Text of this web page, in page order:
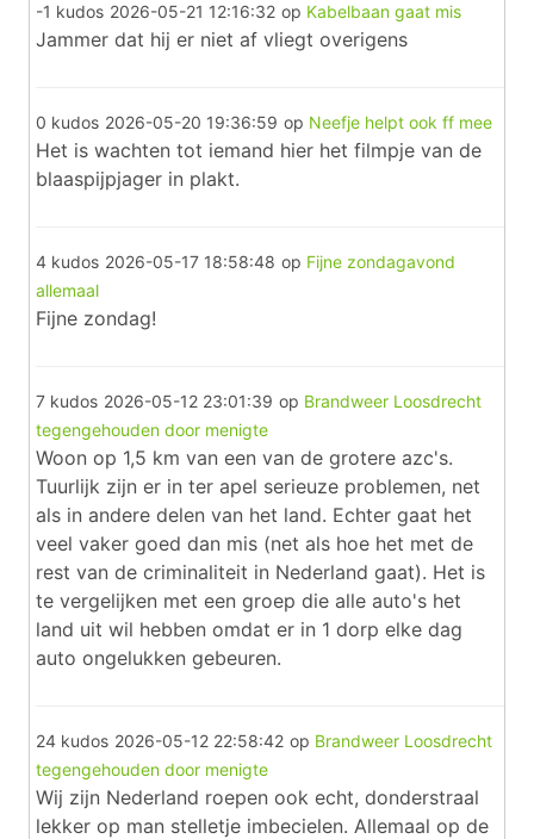
-1 kudos 2026-05-21 12:16:32 op Kabelbaan gaat mis
Jammer dat hij er niet af vliegt overigens
0 kudos 2026-05-20 19:36:59 op Neefje helpt ook ff mee
Het is wachten tot iemand hier het filmpje van de
blaaspijpjager in plakt.
4 kudos 2026-05-17 18:58:48 op Fijne zondagavond
allemaal
Fijne zondag!
7 kudos 2026-05-12 23:01:39 op Brandweer Loosdrecht
tegengehouden door menigte
Woon op 1,5 km van een van de grotere azc's.
Tuurlijk zijn er in ter apel serieuze problemen, net
als in andere delen van het land. Echter gaat het
veel vaker goed dan mis (net als hoe het met de
rest van de criminaliteit in Nederland gaat). Het is
te vergelijken met een groep die alle auto's het
land uit wil hebben omdat er in 1 dorp elke dag
auto ongelukken gebeuren.
24 kudos 2026-05-12 22:58:42 op Brandweer Loosdrecht
tegengehouden door menigte
Wij zijn Nederland roepen ook echt, donderstraal
lekker op man stelletje imbecielen. Allemaal op de